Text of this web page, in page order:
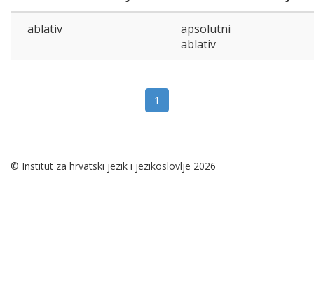
ablativ
apsolutni
ablativ
1
© Institut za hrvatski jezik i jezikoslovlje 2026